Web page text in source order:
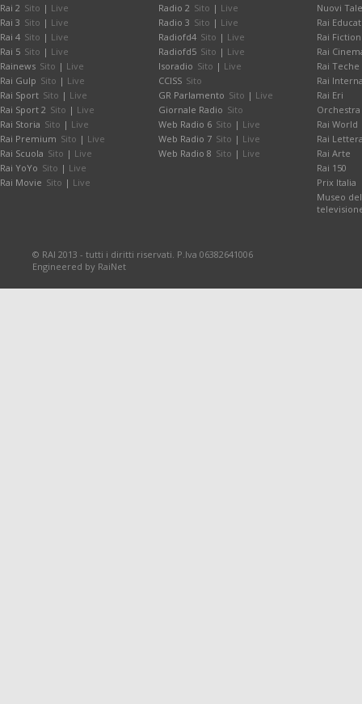
Rai 2 Sito | Live
Rai 3 Sito | Live
Rai 4 Sito | Live
Rai 5 Sito | Live
Rainews Sito | Live
Rai Gulp Sito | Live
Rai Sport Sito | Live
Rai Sport 2 Sito | Live
Rai Storia Sito | Live
Rai Premium Sito | Live
Rai Scuola Sito | Live
Rai YoYo Sito | Live
Rai Movie Sito | Live
Radio 2 Sito | Live
Radio 3 Sito | Live
Radiofd4 Sito | Live
Radiofd5 Sito | Live
Isoradio Sito | Live
CCISS Sito
GR Parlamento Sito | Live
Giornale Radio Sito
Web Radio 6 Sito | Live
Web Radio 7 Sito | Live
Web Radio 8 Sito | Live
Nuovi
Rai
Rai Fiction
Rai
Rai Teche
Rai
Rai Eri
Rai World
Rai
Rai Arte
Rai 150
Prix Italia
Museo
© RAI 2013 - tutti i diritti riservati. P.Iva 06382641006
Engineered by RaiNet